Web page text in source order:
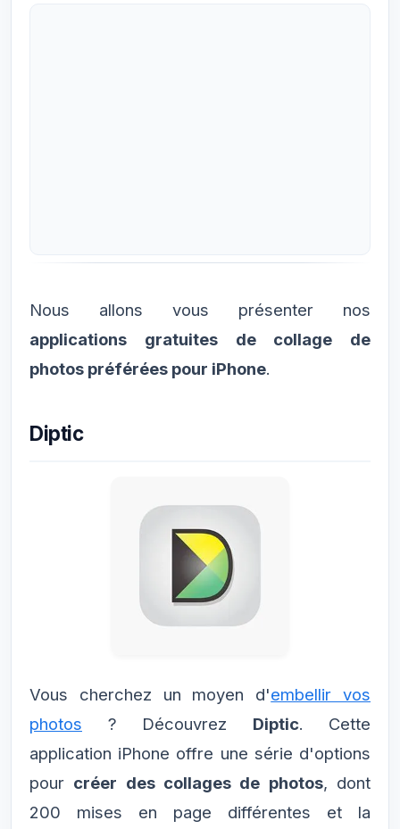
Nous allons vous présenter nos
applications gratuites de collage de
photos préférées pour iPhone.
Diptic
Vous cherchez un moyen d'embellir vos
photos ? Découvrez Diptic. Cette
application iPhone offre une série d'options
pour créer des collages de photos, dont
200 mises en page différentes et la